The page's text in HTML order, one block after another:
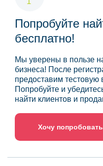
Попробуйте
бесплатно!
Мы уверены в пользе
бизнеса! После
предоставим тестовую
Попробуйте и
найти клиентов и
Хочу